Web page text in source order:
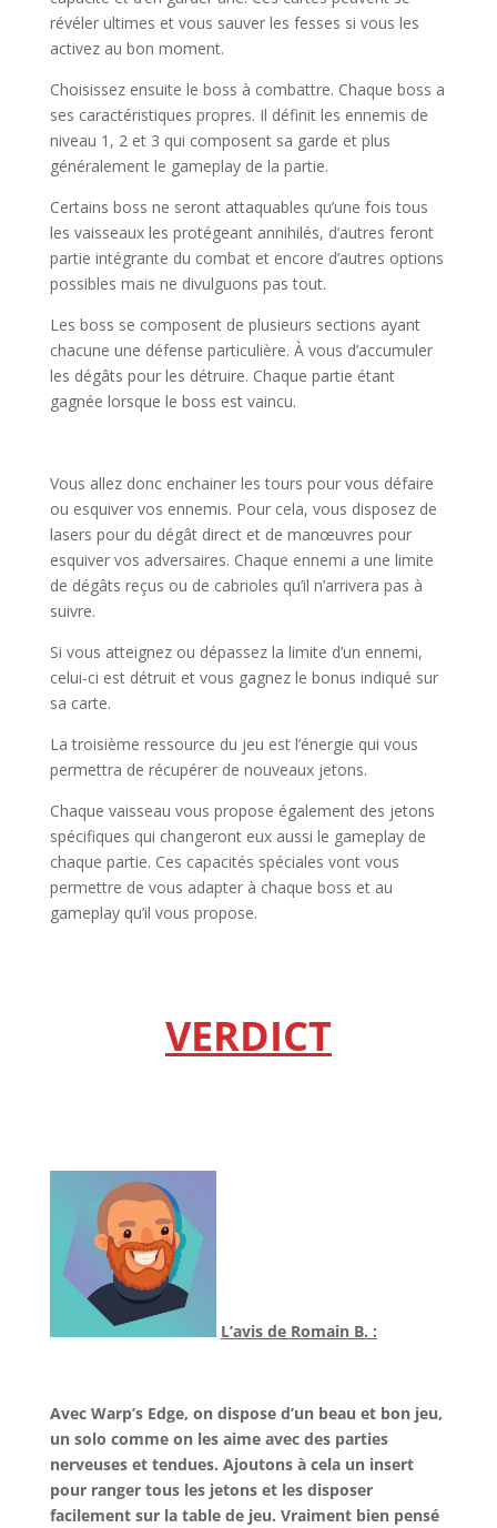
révéler ultimes et vous sauver les fesses si vous les
activez au bon moment.
Choisissez ensuite le boss à combattre. Chaque boss a
ses caractéristiques propres. Il définit les ennemis de
niveau 1, 2 et 3 qui composent sa garde et plus
généralement le gameplay de la partie.
Certains boss ne seront attaquables qu’une fois tous
les vaisseaux les protégeant annihilés, d’autres feront
partie intégrante du combat et encore d’autres options
possibles mais ne divulguons pas tout.
Les boss se composent de plusieurs sections ayant
chacune une défense particulière. À vous d’accumuler
les dégâts pour les détruire. Chaque partie étant
gagnée lorsque le boss est vaincu.
Vous allez donc enchainer les tours pour vous défaire
ou esquiver vos ennemis. Pour cela, vous disposez de
lasers pour du dégât direct et de manœuvres pour
esquiver vos adversaires. Chaque ennemi a une limite
de dégâts reçus ou de cabrioles qu’il n’arrivera pas à
suivre.
Si vous atteignez ou dépassez la limite d’un ennemi,
celui-ci est détruit et vous gagnez le bonus indiqué sur
sa carte.
La troisième ressource du jeu est l’énergie qui vous
permettra de récupérer de nouveaux jetons.
Chaque vaisseau vous propose également des jetons
spécifiques qui changeront eux aussi le gameplay de
chaque partie. Ces capacités spéciales vont vous
permettre de vous adapter à chaque boss et au
gameplay qu’il vous propose.
VERDICT
L’avis de Romain B. :
Avec Warp’s Edge, on dispose d’un beau et bon jeu,
un solo comme on les aime avec des parties
nerveuses et tendues. Ajoutons à cela un insert
pour ranger tous les jetons et les disposer
facilement sur la table de jeu. Vraiment bien pensé